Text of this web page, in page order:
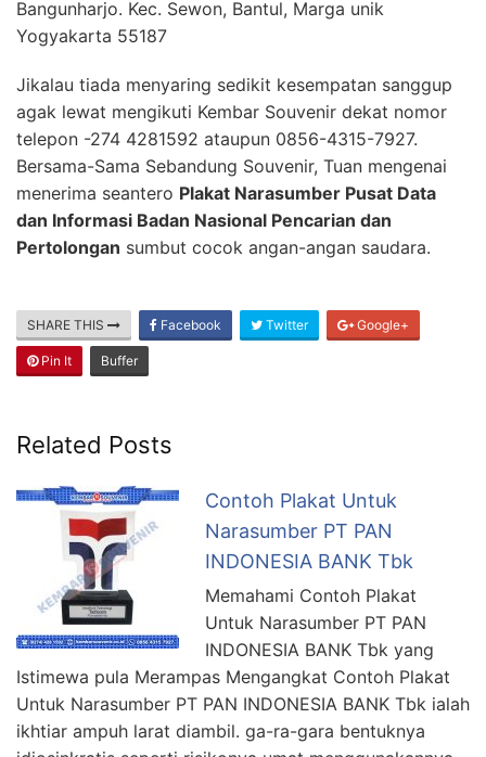
Bangunharjo. Kec. Sewon, Bantul, Marga unik
Yogyakarta 55187
Jikalau tiada menyaring sedikit kesempatan sanggup
agak lewat mengikuti Kembar Souvenir dekat nomor
telepon -274 4281592 ataupun 0856-4315-7927.
Bersama-Sama Sebandung Souvenir, Tuan mengenai
menerima seantero Plakat Narasumber Pusat Data
dan Informasi Badan Nasional Pencarian dan
Pertolongan sumbut cocok angan-angan saudara.
SHARE THIS Facebook Twitter Google+
Pin It Buffer
Related Posts
Contoh Plakat Untuk
Narasumber PT PAN
INDONESIA BANK Tbk
Memahami Contoh Plakat
Untuk Narasumber PT PAN
INDONESIA BANK Tbk yang
Istimewa pula Merampas Mengangkat Contoh Plakat
Untuk Narasumber PT PAN INDONESIA BANK Tbk ialah
ikhtiar ampuh larat diambil. ga-ra-gara bentuknya